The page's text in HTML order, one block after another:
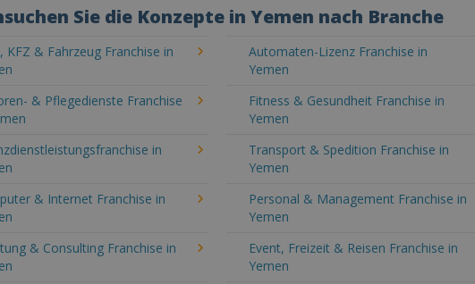
Sie die Konzepte in Yemen nach Branche
KFZ & Fahrzeug Franchise in
Automaten-Lizenz Franchise in
Yemen
& Pflegedienste Franchise
Fitness & Gesundheit Franchise in
Yemen
in
Transport & Spedition Franchise in
Yemen
& Internet Franchise in
Personal & Management Franchise in
Yemen
& Consulting Franchise in
Event, Freizeit & Reisen Franchise in
Yemen